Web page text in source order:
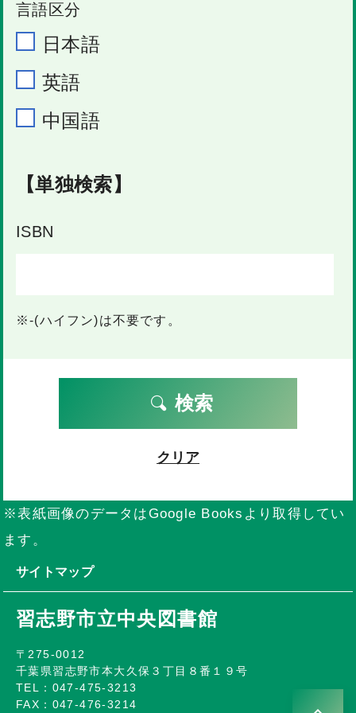
言語区分
日本語
英語
中国語
【単独検索】
ISBN
※-(ハイフン)は不要です。
検索
クリア
※表紙画像のデータはGoogle Booksより取得してい
ます。
サイトマップ
習志野市立中央図書館
〒275-0012
千葉県習志野市本大久保３丁目８番１９号
TEL：047-475-3213
FAX：047-476-3214